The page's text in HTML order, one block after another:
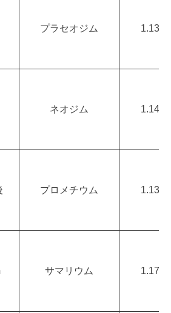
プラセオジム 1.13
ネオジム 1.14
プロメチウム 1.13
サマリウム 1.17